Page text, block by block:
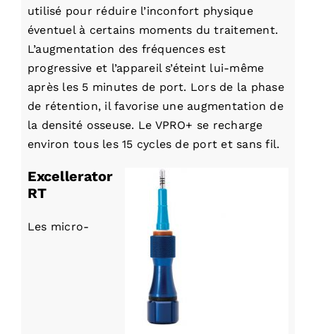
utilisé pour réduire l’inconfort physique
éventuel à certains moments du traitement.
L’augmentation des fréquences est
progressive et l’appareil s’éteint lui-même
après les 5 minutes de port. Lors de la phase
de rétention, il favorise une augmentation de
la densité osseuse. Le VPRO+ se recharge
environ tous les 15 cycles de port et sans fil.
Excellerator
RT
Les micro-